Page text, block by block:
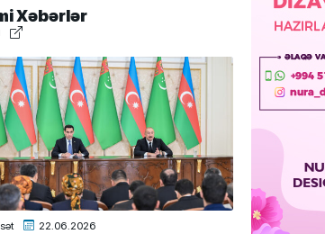
Xəbərlər
22.06.2026